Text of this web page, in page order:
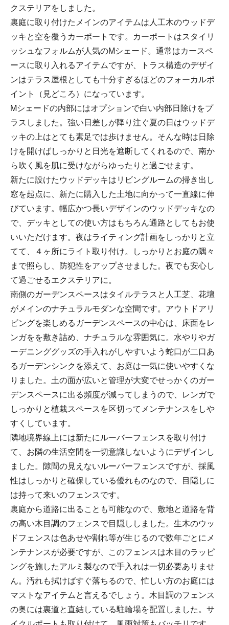
クステリアをしました。
裏庭に取り付けたメインのアイテムは人工木のウッドデ
ッキと空を覆うカーポートです。カーポートはスタイリ
ッシュなフォルムが人気のMシェード。通常はカースペ
ースに取り入れるアイテムですが、トラス構造のデザイ
ンはテラス屋根としても十分すぎるほどのフォーカルポ
イント（見どころ）になっています。
Mシェードの内部にはオプションで白い内部日除けをプ
ラスしました。強い日差しが降り注ぐ夏の日はウッドデ
ッキの上はとても素足では歩けません。そんな時は日除
けを開けばしっかりと日光を遮断してくれるので、南か
ら吹く風を肌に受けながらゆったりと過ごせます。
新たに設けたウッドデッキはリビングルームの掃き出し
窓を起点に、新たに購入した土地に向かって一直線に伸
びています。幅広かつ長いデザインのウッドデッキなの
で、デッキとしての使い方はもちろん通路としてもお使
いいただけます。夜はライティング計画をしっかりと立
てて、４ヶ所にライト取り付け。しっかりとお庭の隅々
まで照らし、防犯性をアップさせました。夜でも安心し
て過ごせるエクステリアに。
南側のガーデンスペースはタイルテラスと人工芝、花壇
がメインのナチュラルモダンな空間です。アウトドアリ
ビングを楽しめるガーデンスペースの中心は、床面をレ
ンガをを敷き詰め、ナチュラルな雰囲気に。水やりやガ
ーデニンググッズの手入れがしやすいよう蛇口が二口あ
るガーデンシンクを添えて、お庭は一気に使いやすくな
りました。土の面が広いと管理が大変でせっかくのガー
デンスペースに出る頻度が減ってしまうので、レンガで
しっかりと植栽スペースを区切ってメンテナンスをしや
すくしています。
隣地境界線上には新たにルーバーフェンスを取り付け
て、お隣の生活空間を一切意識しないようにデザインし
ました。隙間の見えないルーバーフェンスですが、採風
性はしっかりと確保している優れものなので、目隠しに
は持って来いのフェンスです。
裏庭から道路に出ることも可能なので、敷地と道路を背
の高い木目調のフェンスで目隠ししました。生木のウッ
ドフェンスは色あせや割れ等が生じるので数年ごとにメ
ンテナンスが必要ですが、このフェンスは木目のラッピ
ングを施したアルミ製なので手入れは一切必要ありませ
ん。汚れも拭けばすぐ落ちるので、忙しい方のお庭には
マストなアイテムと言えるでしょう。木目調のフェンス
の奥には裏道と直結している駐輪場を配置しました。サ